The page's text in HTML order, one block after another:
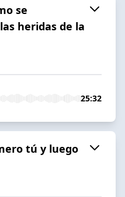
se
heridas de la
25:32
tú y luego